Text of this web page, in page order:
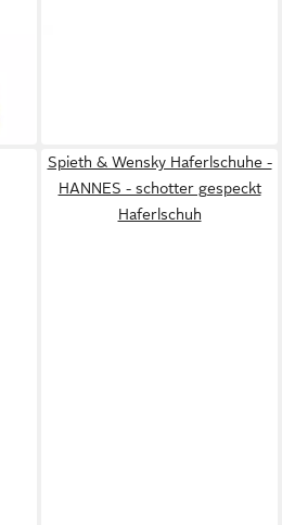
Spieth & Wensky Haferlschuhe -
HANNES - schotter gespeckt
Haferlschuh